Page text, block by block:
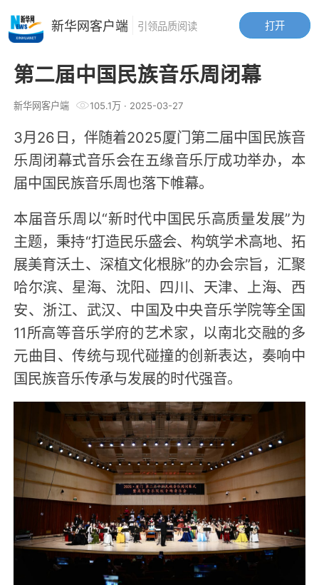
第二届中国民族音乐周闭幕
新华网客户端 105.1万· 2025-03-27
3月26日，伴随着2025厦门第二届中国民族音
乐周闭幕式音乐会在五缘音乐厅成功举办，本
届中国民族音乐周也落下帷幕。
本届音乐周以“新时代中国民乐高质量发展”为
主题，秉持“打造民乐盛会、构筑学术高地、拓
展美育沃土、深植文化根脉”的办会宗旨，汇聚
哈尔滨、星海、沈阳、四川、天津、上海、西
安、浙江、武汉、中国及中央音乐学院等全国
11所高等音乐学府的艺术家，以南北交融的多
元曲目、传统与现代碰撞的创新表达，奏响中
国民族音乐传承与发展的时代强音。
打开
新华网客户端 引领品质阅读